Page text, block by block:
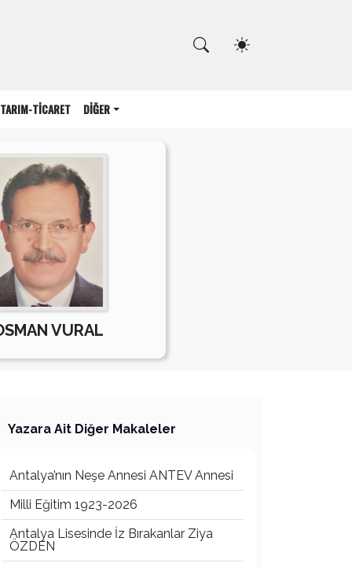
TARIM-TİCARET DİĞER
VURAL
Yazara Ait Diğer Makaleler
Antalya’nın Neşe Annesi ANTEV Annesi
Milli Eğitim 1923-2026
Antalya Lisesinde İz Bırakanlar Ziya
ÖZDEN